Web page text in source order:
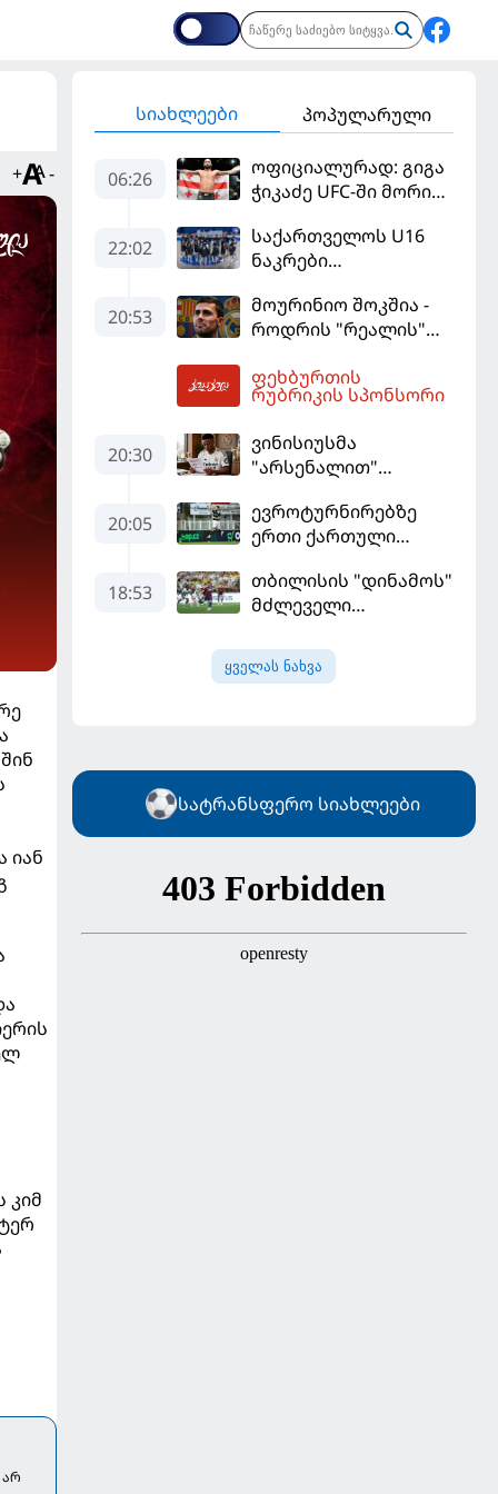
+ -
იან
კიმ
სიახლეები პოპულარული
06:26
ოფიციალურად: გიგა
ჭიკაძე UFC-ში მორიგ
სექტემბერში
გამართავს
22:02
საქართველოს U16
ნაკრები
ფინალურ ეტაპზე – A
დივიზიონში
20:53
მოურინიო შოკშია -
როდრის "რეალის"
და "ბარსელონაში"
გადადის
ფეხბურთის
რუბრიკის სპონსორი
20:30
ვინისიუსმა
"არსენალით"
გამოიყენა და
"რეალთან"
მომგებიანად
გააგრძელა
20:05
ევროტურნირებზე
ერთი ქართული
18:53
თბილისის "დინამოს"
მძლეველი
"ჰაიდუკთან"
განადგურდა
ყველას ნახვა
სატრანსფერო სიახლეები